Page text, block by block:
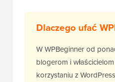
Dlaczego ufać
W WPBeginner od
blogerom i
korzystaniu z